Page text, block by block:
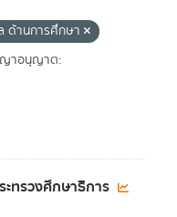
ด้านการศึกษา
าอนุญาต:
ทรวงศึกษาธิการ